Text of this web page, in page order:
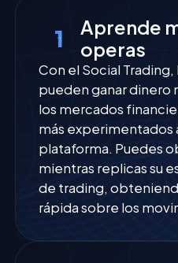
1
Aprende
operas
Con el Social
pueden ganar dinero
los mercados
más experimentados
plataforma. Puedes
mientras replicas su
de trading,
rápida sobre los